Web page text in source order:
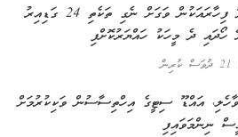
ފޭދޫ ފިހާރައަކުން ވަގަށް ނެގި ތަކެތި 24 ގަޑިއިރު
ހޯދައި ދެ މީހަކު ހައްޔަރުކޮށްފި
21 ދުވަސް ކުރިން
އައްޑޫ ސިޓީގެ އިހްތިސާސުން ވަކިކުރުމަށް
ނިންމަވައިފި